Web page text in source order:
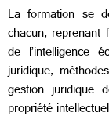
La formation se
chacun, reprenant
de l’intelligence
juridique,
gestion juridique
propriété